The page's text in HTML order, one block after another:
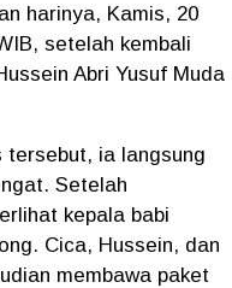
harinya, Kamis, 20
setelah kembali
Abri Yusuf Muda
tersebut, ia langsung
Setelah
kepala babi
Cica, Hussein, dan
membawa paket